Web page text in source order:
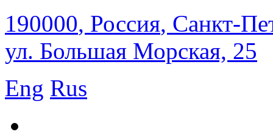
190000, Россия, Санкт-
ул. Большая Морская, 25
Eng Rus